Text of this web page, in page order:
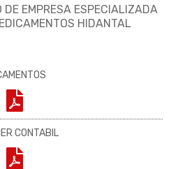
DE EMPRESA ESPECIALIZADA
HIDANTAL
CONTABIL